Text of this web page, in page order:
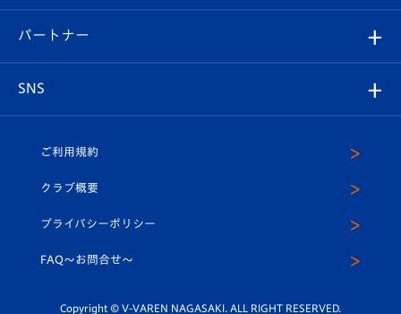
メディア
ホームタウン
マスコット紹介
平和祈念活動
ホームタウン活動
ヴィヴィくんの長崎おもてなしガイド
スタジアムグルメ
V-LOVERS（ファンクラブ）
プレイヤーズスイート
店舗情報
育成からのお知らせ
U-18
スクール
パートナー
SNS
ヴィヴィくんインスタグラム
公式LINE＠
ご利用規約
クラブ概要
プライバシーポリシー
FAQ〜お問合せ〜
Copyright © V-VAREN NAGASAKI. ALL RIGHT RESERVED.